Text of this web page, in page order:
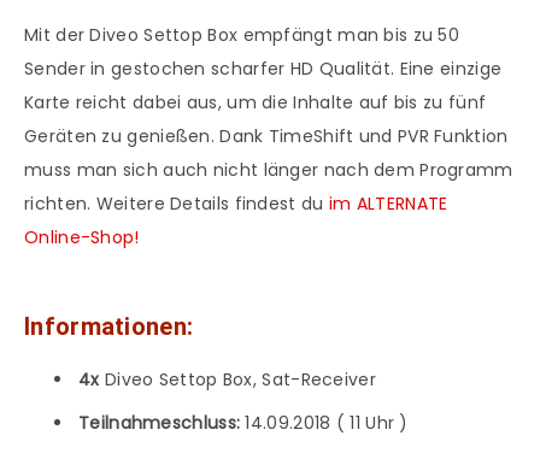
Mit der Diveo Settop Box empfängt man bis zu 50
Sender in gestochen scharfer HD Qualität. Eine einzige
Karte reicht dabei aus, um die Inhalte auf bis zu fünf
Geräten zu genießen. Dank TimeShift und PVR Funktion
muss man sich auch nicht länger nach dem Programm
richten. Weitere Details findest du im ALTERNATE
Online-Shop!
Informationen:
4x Diveo Settop Box, Sat-Receiver
Teilnahmeschluss: 14.09.2018 ( 11 Uhr )